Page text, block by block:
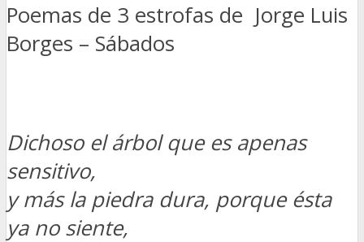
Poemas de 3 estrofas de Jorge Luis
Borges – Sábados
Dichoso el árbol que es apenas
sensitivo,
y más la piedra dura, porque ésta
ya no siente,